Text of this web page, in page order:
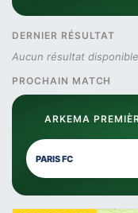
DERNIER RÉSULTAT
Aucun résultat
PROCHAIN MATCH
ARKEMA
PARIS FC